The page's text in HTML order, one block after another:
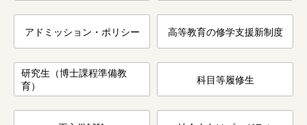
アドミッション・ポリシー 高等教育の修学支援新制度
研究生（博士課程準備教
育）
科目等履修生